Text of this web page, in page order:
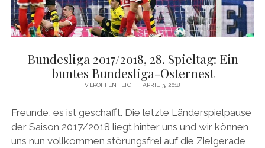
Bundesliga 2017/2018, 28. Spieltag: Ein
buntes Bundesliga-Osternest
VERÖFFENTLICHT APRIL 3, 2018
Freunde, es ist geschafft. Die letzte Länderspielpause
der Saison 2017/2018 liegt hinter uns und wir können
uns nun vollkommen störungsfrei auf die Zielgerade